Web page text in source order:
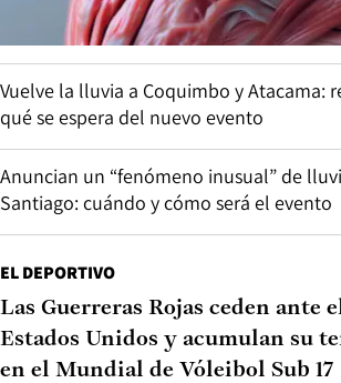
Vuelve la lluvia a Coquimbo y Atacama:
qué se espera del nuevo evento
Anuncian un “fenómeno inusual” de
Santiago: cuándo y cómo será el evento
EL DEPORTIVO
Las Guerreras Rojas ceden ante
Estados Unidos y acumulan su
en el Mundial de Vóleibol Sub 17